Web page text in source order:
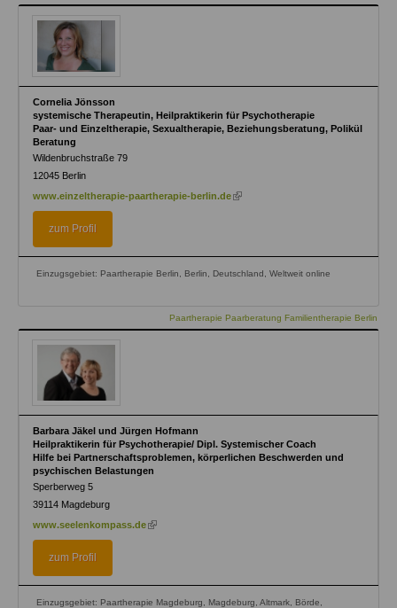
Cornelia Jönsson
systemische Therapeutin, Heilpraktikerin für Psychotherapie
Paar- und Einzeltherapie, Sexualtherapie, Beziehungsberatung, Polikül
Beratung
Wildenbruchstraße 79
12045 Berlin
www.einzeltherapie-paartherapie-berlin.de (link
zum Profil
Einzugsgebiet: Paartherapie Berlin, Berlin, Deutschland, Weltweit online
Paartherapie Paarberatung Familientherapie Berlin
Barbara Jäkel und Jürgen Hofmann
Heilpraktikerin für Psychotherapie/ Dipl. Systemischer Coach
Hilfe bei Partnerschaftsproblemen, körperlichen Beschwerden und
psychischen Belastungen
Sperberweg 5
39114 Magdeburg
www.seelenkompass.de (link
zum Profil
Einzugsgebiet: Paartherapie Magdeburg, Magdeburg, Altmark, Börde,